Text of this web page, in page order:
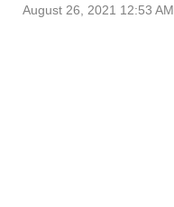
August 26, 2021 12:53 AM